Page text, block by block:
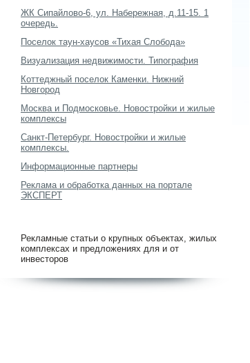
ЖК Сипайлово-6, ул. Набережная, д.11-15. 1
очередь.
Поселок таун-хаусов «Тихая Слобода»
Визуализация недвижимости. Типография
Коттеджный поселок Каменки. Нижний
Новгород
Москва и Подмосковье. Новостройки и жилые
комплексы
Санкт-Петербург. Новостройки и жилые
комплексы.
Информационные партнеры
Реклама и обработка данных на портале
ЭКСПЕРТ
Рекламные статьи о крупных объектах, жилых
комплексах и предложениях для и от
инвесторов